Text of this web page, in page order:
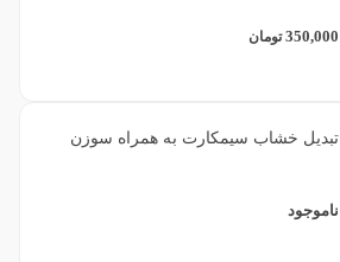
350,000 تومان
تبدیل خشاب سیمکارت به همراه سوزن
ناموجود